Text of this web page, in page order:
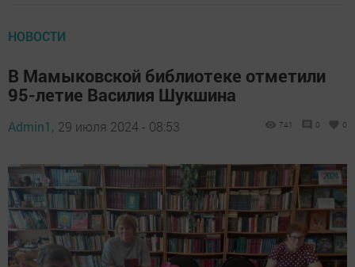
НОВОСТИ
В Мамыковской библиотеке отметили
95-летие Василия Шукшина
Admin1, 29 июля 2024 - 08:53 741 0 0